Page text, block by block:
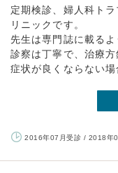
定期検診、婦人科ト
リニックです。
先生は専門誌に載るよ
診察は丁寧で、治療方
症状が良くならない
2016年07月受診 / 2018年